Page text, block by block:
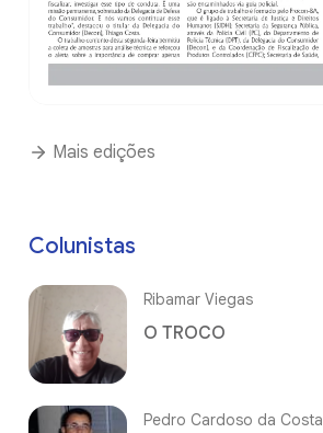
Mais edições
Colunistas
Ribamar Viegas
O TROCO
Pedro Cardoso da Costa